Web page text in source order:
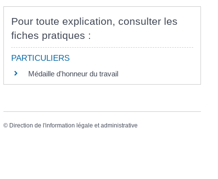
Pour toute explication, consulter les
fiches pratiques :
PARTICULIERS
Médaille d'honneur du travail
© Direction de l'information légale et administrative